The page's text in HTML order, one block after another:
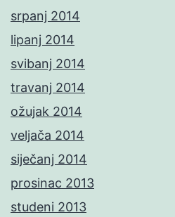
srpanj 2014
lipanj 2014
svibanj 2014
travanj 2014
ožujak 2014
veljača 2014
siječanj 2014
prosinac 2013
studeni 2013